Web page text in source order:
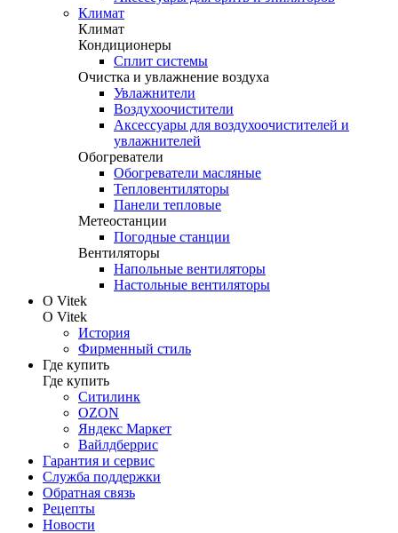
Климат
Климат
Кондиционеры
Сплит системы
Очистка и увлажнение воздуха
Увлажнители
Воздухоочистители
Аксессуары для воздухоочистителей и
увлажнителей
Обогреватели
Обогреватели масляные
Тепловентиляторы
Панели тепловые
Метеостанции
Погодные станции
Вентиляторы
Напольные вентиляторы
Настольные вентиляторы
О Vitek
О Vitek
История
Фирменный стиль
Где купить
Где купить
Ситилинк
OZON
Яндекс Маркет
Вайлдберрис
Гарантия и сервис
Служба поддержки
Обратная связь
Рецепты
Новости